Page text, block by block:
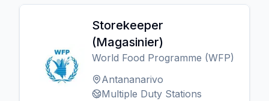
Storekeeper
(Magasinier)
World Food Programme (WFP)
Antananarivo
Multiple Duty Stations